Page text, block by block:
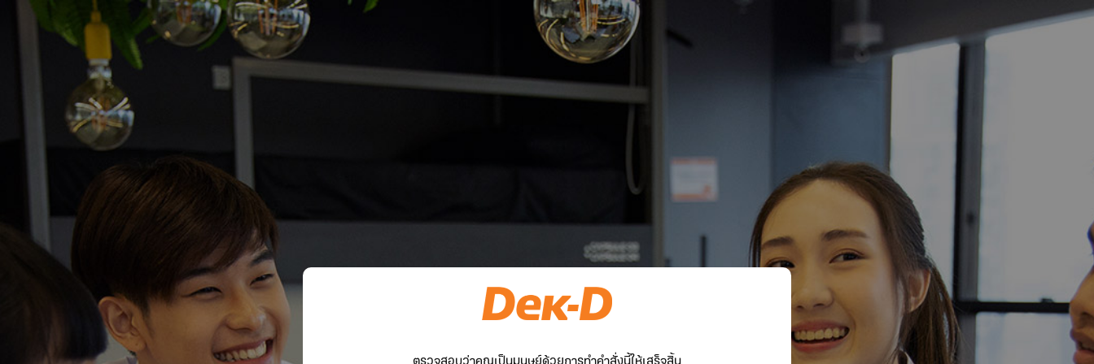
ตรวจสอบว่าคุณเป็นมนุษย์ด้วยการทำคำสั่งนี้ให้เสร็จสิ้น